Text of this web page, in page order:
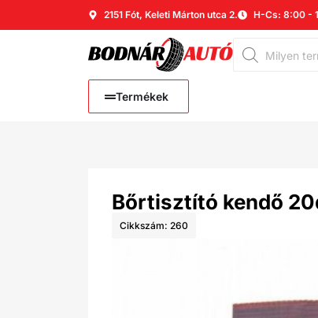
2151 Fót, Keleti Márton utca 2. H-Cs: 8:00 -
Termékek
Bőrtisztító kendő
Cikkszám: 260